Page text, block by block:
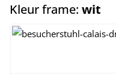
Kleur frame: wit